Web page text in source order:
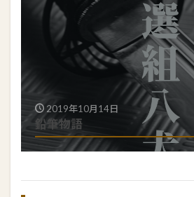
2019年10月14日
鉛筆物語